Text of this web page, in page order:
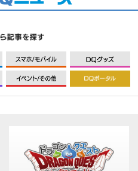
ゲーム モバイル
音楽 イベント/その他